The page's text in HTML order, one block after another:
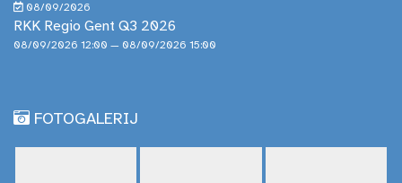
08/09/2026
RKK Regio Gent Q3 2026
08/09/2026 12:00 — 08/09/2026 15:00
FOTOGALERIJ